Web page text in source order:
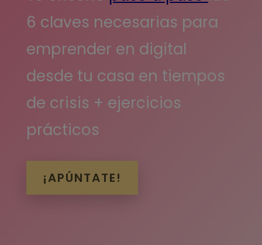
6 claves necesarias para
emprender en digital
desde tu casa en tiempos
de crisis + ejercicios
prácticos
¡APÚNTATE!